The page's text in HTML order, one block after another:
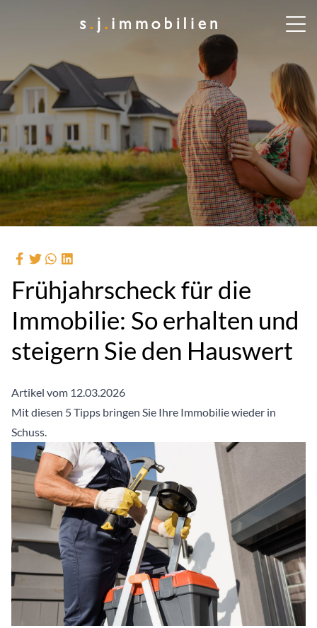
Frühjahrscheck für die
Immobilie: So erhalten und
steigern Sie den Hauswert
Artikel vom 12.03.2026
Mit diesen 5 Tipps bringen Sie Ihre Immobilie wieder in
Schuss.